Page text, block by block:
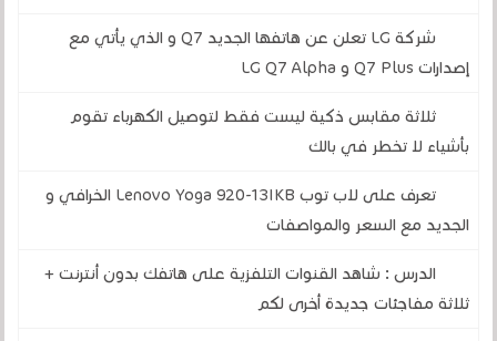
شركة LG تعلن عن هاتفها الجديد Q7 و الذي يأتي مع
إصدارات Q7 Plus و LG Q7 Alpha
ثلاثة مقابس ذكية ليست فقط لتوصيل الكهرباء تقوم
بأشياء لا تخطر في بالك
تعرف على لاب توب Lenovo Yoga 920-13IKB الخرافي و
الجديد مع السعر والمواصفات
الدرس : شاهد القنوات التلفزية على هاتفك بدون أنترنت +
ثلاثة مفاجئات جديدة أخرى لكم